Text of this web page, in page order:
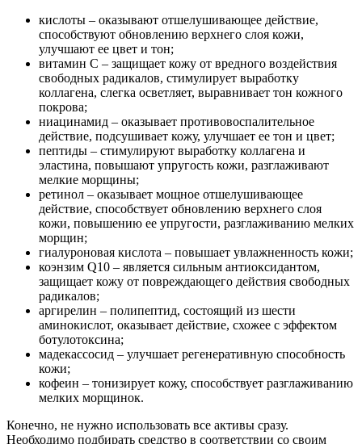
кислоты – оказывают отшелушивающее действие,
способствуют обновлению верхнего слоя кожи,
улучшают ее цвет и тон;
витамин С – защищает кожу от вредного воздействия
свободных радикалов, стимулирует выработку
коллагена, слегка осветляет, выравнивает тон кожного
покрова;
ниацинамид – оказывает противовоспалительное
действие, подсушивает кожу, улучшает ее тон и цвет;
пептиды – стимулируют выработку коллагена и
эластина, повышают упругость кожи, разглаживают
мелкие морщины;
ретинол – оказывает мощное отшелушивающее
действие, способствует обновлению верхнего слоя
кожи, повышению ее упругости, разглаживанию мелких
морщин;
гиалуроновая кислота – повышает увлажненность кожи;
коэнзим Q10 – является сильным антиоксидантом,
защищает кожу от повреждающего действия свободных
радикалов;
аргирелин – полипептид, состоящий из шести
аминокислот, оказывает действие, схожее с эффектом
ботулотоксина;
мадекассосид – улучшает регенеративную способность
кожи;
кофеин – тонизирует кожу, способствует разглаживанию
мелких морщинок.
Конечно, не нужно использовать все активы сразу.
Необходимо подбирать средство в соответствии со своим